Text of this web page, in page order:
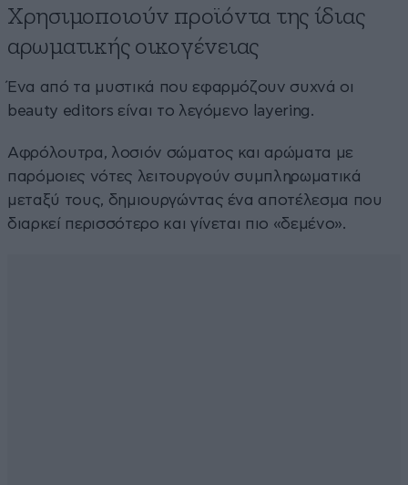
Χρησιμοποιούν προϊόντα της ίδιας
αρωματικής οικογένειας
Ένα από τα μυστικά που εφαρμόζουν συχνά οι
beauty editors είναι το λεγόμενο layering.
Αφρόλουτρα, λοσιόν σώματος και αρώματα με
παρόμοιες νότες λειτουργούν συμπληρωματικά
μεταξύ τους, δημιουργώντας ένα αποτέλεσμα που
διαρκεί περισσότερο και γίνεται πιο «δεμένο».